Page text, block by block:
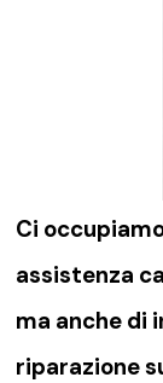
Ci
assistenza
ma anche di
riparazione